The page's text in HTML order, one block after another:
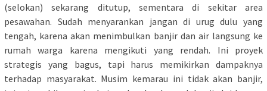
(selokan) sekarang ditutup, sementara di sekitar area
pesawahan. Sudah menyarankan jangan di urug dulu yang
tengah, karena akan menimbulkan banjir dan air langsung ke
rumah warga karena mengikuti yang rendah. Ini proyek
strategis yang bagus, tapi harus memikirkan dampaknya
terhadap masyarakat. Musim kemarau ini tidak akan banjir,